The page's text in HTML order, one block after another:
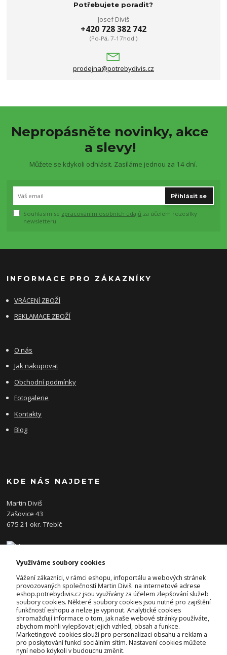
Potřebujete poradit?
Josef Diviš
+420 728 382 742
(Po-Pá, 7-17hod.)
prodejna@potrebydivis.cz
Nepropásněte novinky, akce
a slevy!
Můžete se kdykoli odhlásit. Zasíláme jednou za 14 dní.
Přihlásit se
Souhlasím se zpracováním osobních údajů za účelem rozesílky
newsletteru.
INFORMACE PRO ZÁKAZNÍKY
VRÁCENÍ ZBOŽÍ
REKLAMACE ZBOŽÍ
O nás
Jak nakupovat
Obchodní podmínky
Fotogalerie
Kontakty
Blog
KDE NÁS NAJDETE
Martin Diviš
Zašovice 43
675 21 okr. Třebíč
KONTAKTY
Josef Diviš
+420 728 382 742
(Po-Pá, 7-17hod.)
prodejna@potrebydivis.cz
Využíváme soubory cookies
Vážení zákazníci, v rámci eshopu, infoportálu a webových stránek
provozovaných společností Martin Diviš na internetové adrese
eshop.potrebydivis.cz jsou využívány za účelem zlepšování služeb
soubory cookies. Některé soubory cookies jsou nutné pro zajištění
funkčností eshopu a nelze je vypnout. Analytické cookies
shromažďují informace o tom, jak naše webové stránky používáte,
abychom mohli vylepšovat jejich vzhled, obsah a funkce.
Marketingové cookies slouží pro personalizaci obsahu a reklam a
pro poskytování funkcí sociálním sítím. Nastavení cookies můžete
nyní nebo kdykoli v budoucnu změnit.